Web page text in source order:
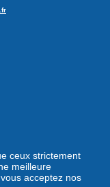
ceux strictement
meilleure
acceptez nos